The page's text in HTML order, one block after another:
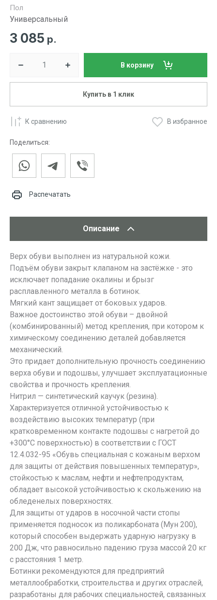
Пол
Универсальный
3 085 р.
В корзину
Купить в 1 клик
К сравнению В избранное
Поделиться:
Распечатать
Описание
Верх обуви выполнен из натуральной кожи.
Подъём обуви закрыт клапаном на застёжке - это
исключает попадание окалины и брызг
расплавленного металла в ботинок.
Мягкий кант защищает от боковых ударов.
Важное достоинство этой обуви – двойной
(комбинированный) метод крепления, при котором к
химическому соединению деталей добавляется
механический.
Это придает дополнительную прочность соединению
верха обуви и подошвы, улучшает эксплуатационные
свойства и прочность крепления.
Нитрил — синтетический каучук (резина).
Характеризуется отличной устойчивостью к
воздействию высоких температур (при
кратковременном контакте подошвы с нагретой до
+300°С поверхностью) в соответствии с ГОСТ
12.4.032-95 «Обувь специальная с кожаным верхом
для защиты от действия повышенных температур»,
стойкостью к маслам, нефти и нефтепродуктам,
обладает высокой устойчивостью к скольжению на
обледенелых поверхностях.
Для защиты от ударов в носочной части стопы
применяется подносок из поликарбоната (Мун 200),
который способен выдержать ударную нагрузку в
200 Дж, что равносильно падению груза массой 20 кг
с расстояния 1 метр.
Ботинки рекомендуются для предприятий
металлообработки, строительства и других отраслей,
разработаны для рабочих специальностей, связанных